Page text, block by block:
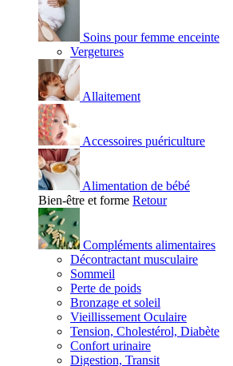
Soins pour femme enceinte
Vergetures
Allaitement
Accessoires puériculture
Alimentation de bébé
Bien-être et forme Retour
Compléments alimentaires
Décontractant musculaire
Sommeil
Perte de poids
Bronzage et soleil
Vieillissement Oculaire
Tension, Cholestérol, Diabète
Confort urinaire
Digestion, Transit